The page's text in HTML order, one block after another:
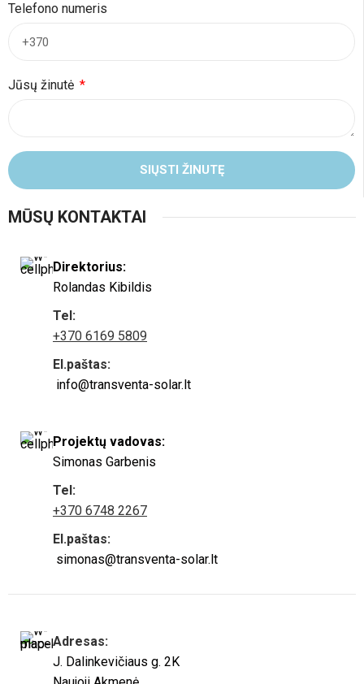
Telefono numeris
Jūsų žinutė
SIŲSTI ŽINUTĘ
MŪSŲ KONTAKTAI
Direktorius:
Rolandas Kibildis
Tel:
+370 6169 5809
El.paštas:
info@transventa-solar.lt
Projektų vadovas:
Simonas Garbenis
Tel:
+370 6748 2267
El.paštas:
simonas@transventa-solar.lt
Adresas:
J. Dalinkevičiaus g. 2K